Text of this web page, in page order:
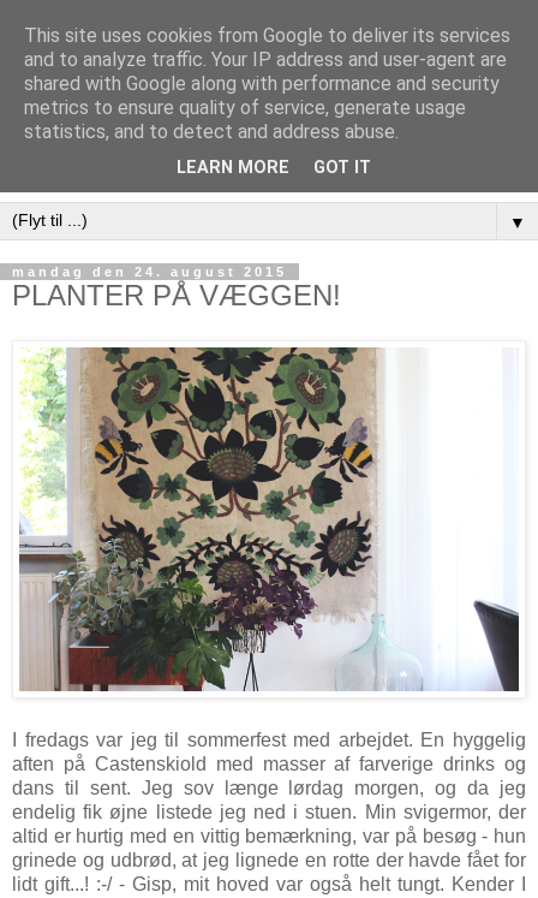
▼
mandag den 24. august 2015
PLANTER PÅ VÆGGEN!
I fredags var jeg til sommerfest med arbejdet. En hyggelig
aften på Castenskiold med masser af farverige drinks og
dans til sent. Jeg sov længe lørdag morgen, og da jeg
endelig fik øjne listede jeg ned i stuen. Min svigermor, der
altid er hurtig med en vittig bemærkning, var på besøg - hun
grinede og udbrød, at jeg lignede en rotte der havde fået for
lidt gift...! :-/ - Gisp, mit hoved var også helt tungt. Kender I
This site uses cookies from Google to deliver its services
and to analyze traffic. Your IP address and user-agent are
shared with Google along with performance and security
metrics to ensure quality of service, generate usage
statistics, and to detect and address abuse.
LEARN MORE GOT IT